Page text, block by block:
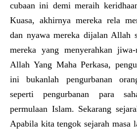
cubaan ini demi meraih
Kuasa, akhirnya mereka rela
dan nyawa mereka dijalan Allah
mereka yang menyerahkan
Allah Yang Maha Perkasa,
ini bukanlah pengurbanan
seperti pengurbanan para
permulaan Islam. Sekarang
Apabila kita tengok sejarah masa